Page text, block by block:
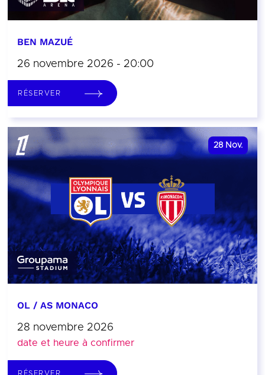
BEN MAZUÉ
26 novembre 2026 - 20:00
RÉSERVER
28 Nov.
OL / AS MONACO
28 novembre 2026
date et heure à confirmer
RÉSERVER